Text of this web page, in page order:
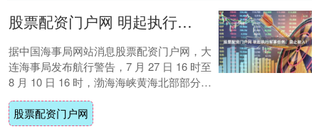
股票配资门户网 明起执行军事任务，禁止驶入！
据中国海事局网站消息股票配资门户网，大
连海事局发布航行警告，7 月 27 日 16 时至
8 月 10 日 16 时，渤海海峡黄海北部部分海
域内执行军事任务，禁....
股票配资门户网